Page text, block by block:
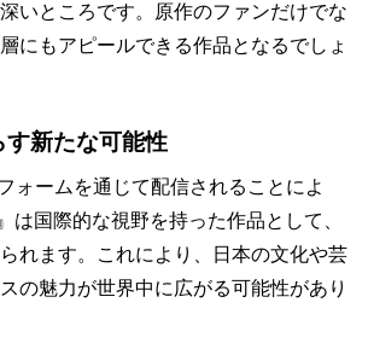
いところです。原作のファンだけでな
にもアピールできる作品となるでしょ
新たな可能性
ォームを通じて配信されることによ
は国際的な視野を持った作品として、
れます。これにより、日本の文化や芸
の魅力が世界中に広がる可能性があり